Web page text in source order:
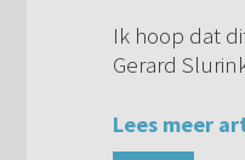
Ik hoop dat
Gerard
Lees meer